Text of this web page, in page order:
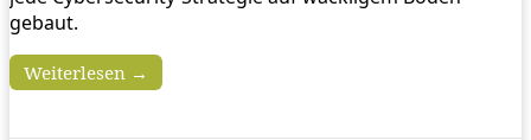
gebaut.
Weiterlesen →